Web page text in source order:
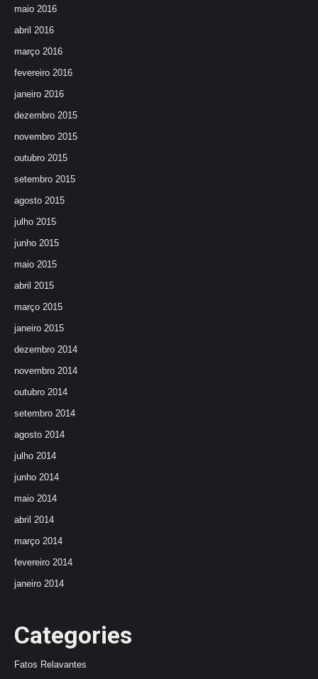
maio 2016
abril 2016
março 2016
fevereiro 2016
janeiro 2016
dezembro 2015
novembro 2015
outubro 2015
setembro 2015
agosto 2015
julho 2015
junho 2015
maio 2015
abril 2015
março 2015
janeiro 2015
dezembro 2014
novembro 2014
outubro 2014
setembro 2014
agosto 2014
julho 2014
junho 2014
maio 2014
abril 2014
março 2014
fevereiro 2014
janeiro 2014
Categories
Fatos Relavantes